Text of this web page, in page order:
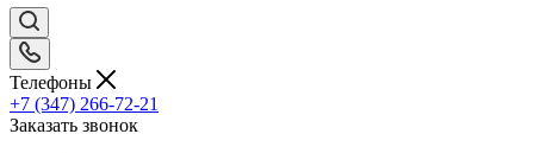
Телефоны
+7 (347) 266-72-21
Заказать звонок